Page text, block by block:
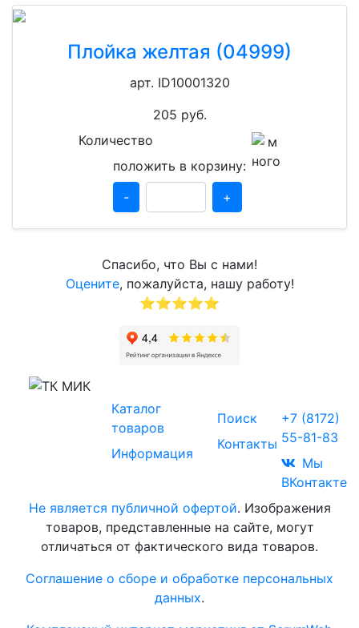
Плойка желтая (04999)
арт. ID10001320
205 руб.
Количество
положить в корзину:
-
+
Спасибо, что Вы с нами!
Оцените, пожалуйста, нашу работу!
⭐⭐⭐⭐⭐
Каталог
товаров
Информация
Поиск
Контакты
+7 (8172)
55-81-83
Мы
ВКонтакте
Не является публичной офертой. Изображения
товаров, представленные на сайте, могут
отличаться от фактического вида товаров.
Соглашение о сборе и обработке персональных
данных.